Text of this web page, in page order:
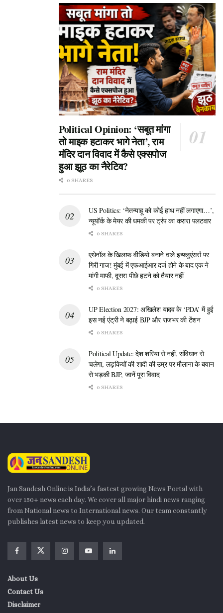
उत्तर: यह राजनीतिक संकट सोमवार, 8 जून 2026 को गहराया है। इस खबर
की पुष्टि डिजिटल डेस्क और समाचार एजेंसी पीटीआई (PTI) के इनपुट के
Political Opinion: ‘सबूत मांगा
तो माइक हटाकर भागे नेता’, राम
मंदिर दान विवाद में कैसे एक्सपोज
हुआ झूठ का नैरेटिव?
0 SHARES
US Politics: ‘नेतन्याहू को कोई हाथ नहीं लगाएगा…’,
न्यूयॉर्क के मेयर की धमकी पर ट्रंप का करारा पलटवार
0 SHARES
एथेनॉल के खिलाफ वीडियो बनाने वाले इन्फ्लुएंसर्स पर
गिरी गाज! मुंबई में एफआईआर दर्ज होने के बाद एक ने
मांगी माफी, दूसरा पीछे हटने को तैयार नहीं
0 SHARES
UP Election 2027: अखिलेश यादव के ‘PDA’ में हुई
इस नई एंट्री ने बढ़ाई BJP और राजभर की टेंशन
0 SHARES
Political Update: देश शरिया से नहीं, संविधान से
चलेगा, लड़कियों की शादी की उम्र पर मौलाना के बयान
से भड़की BJP, जानें पूरा विवाद
0 SHARES
Jan Sandesh Online is India’s fastest growing News Portal with
over 150+ news each day. We cover all major hindi news ranging
from National news to International news. Our team constantly
publishes latest news to keep you updated.
About Us
Contact Us
Disclaimer